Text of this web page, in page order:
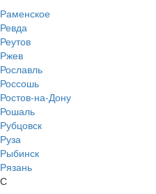
Раменское
Ревда
Реутов
Ржев
Рославль
Россошь
Ростов-на-Дону
Рошаль
Рубцовск
Руза
Рыбинск
Рязань
С